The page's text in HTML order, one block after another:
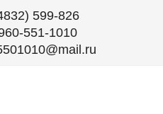
599-826
551-1010